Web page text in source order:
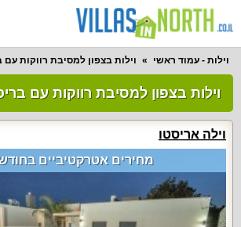
וילות - עמוד ראשי וילות בצפון למסיבת רווקות עם
וילות בצפון למסיבת רווקות עם בריכה
וילה אריסטו
מחירים אטרקטיביים